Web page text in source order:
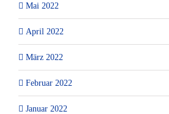
Mai 2022
April 2022
März 2022
Februar 2022
Januar 2022